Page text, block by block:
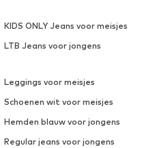
KIDS ONLY Jeans voor meisjes
LTB Jeans voor jongens
Leggings voor meisjes
Schoenen wit voor meisjes
Hemden blauw voor jongens
Regular jeans voor jongens